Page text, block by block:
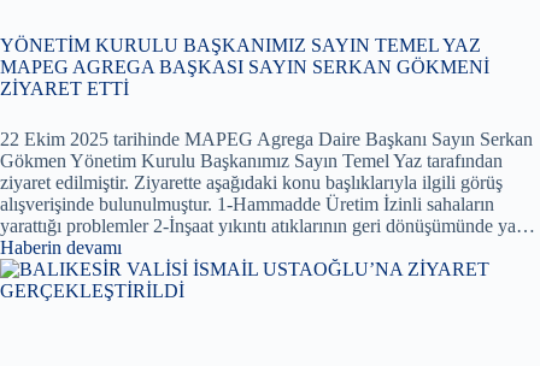
YÖNETİM KURULU BAŞKANIMIZ SAYIN TEMEL YAZ
MAPEG AGREGA BAŞKASI SAYIN SERKAN GÖKMENİ
ZİYARET ETTİ
22 Ekim 2025 tarihinde MAPEG Agrega Daire Başkanı Sayın Serkan
Gökmen Yönetim Kurulu Başkanımız Sayın Temel Yaz tarafından
ziyaret edilmiştir. Ziyarette aşağıdaki konu başlıklarıyla ilgili görüş
alışverişinde bulunulmuştur. 1-Hammadde Üretim İzinli sahaların
yarattığı problemler 2-İnşaat yıkıntı atıklarının geri dönüşümünde ya…
Haberin devamı